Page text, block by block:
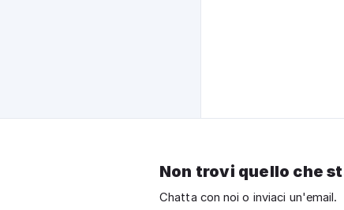
Non trovi quello che
Chatta con noi o inviaci un'email.